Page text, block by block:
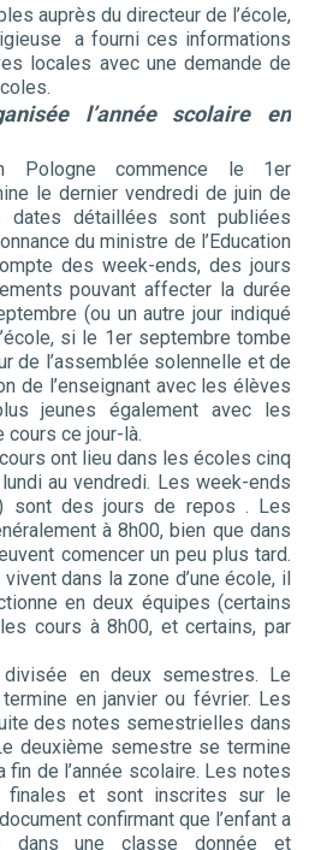
auprès du directeur de l’école,
a fourni ces informations
locales avec une demande de
l’année scolaire en
Pologne commence le 1er
le dernier vendredi de juin de
dates détaillées sont publiées
du ministre de l’Education
des week-ends, des jours
pouvant affecter la durée
(ou un autre jour indiqué
si le 1er septembre tombe
de l’assemblée solennelle et de
de l’enseignant avec les élèves
jeunes également avec les
cours ce jour-là.
ont lieu dans les écoles cinq
au vendredi. Les week-ends
sont des jours de repos . Les
à 8h00, bien que dans
comencer un peu plus tard.
dans la zone d’une école, il
en deux équipes (certains
cours à 8h00, et certains, par
divisée en deux semestres. Le
en janvier ou février. Les
des notes semestrielles dans
deuxième semestre se termine
fin de l’année scolaire. Les notes
finales et sont inscrites sur le
confirmant que l’enfant a
dans une classe donnée et